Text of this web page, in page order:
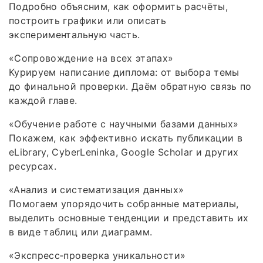
Подробно объясним, как оформить расчёты,
построить графики или описать
экспериментальную часть.
«Сопровождение на всех этапах»
Курируем написание диплома: от выбора темы
до финальной проверки. Даём обратную связь по
каждой главе.
«Обучение работе с научными базами данных»
Покажем, как эффективно искать публикации в
eLibrary, CyberLeninka, Google Scholar и других
ресурсах.
«Анализ и систематизация данных»
Помогаем упорядочить собранные материалы,
выделить основные тенденции и представить их
в виде таблиц или диаграмм.
«Экспресс‑проверка уникальности»